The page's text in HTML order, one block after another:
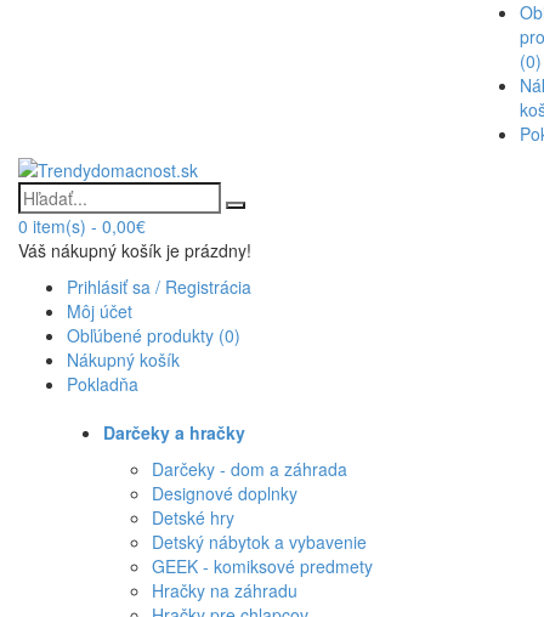
(0)
0 item(s) - 0,00€
Váš nákupný košík je prázdny!
Prihlásiť sa / Registrácia
Môj účet
Obľúbené produkty (0)
Nákupný košík
Pokladňa
Darčeky a hračky
Darčeky - dom a záhrada
Designové doplnky
Detské hry
Detský nábytok a vybavenie
GEEK - komiksové predmety
Hračky na záhradu